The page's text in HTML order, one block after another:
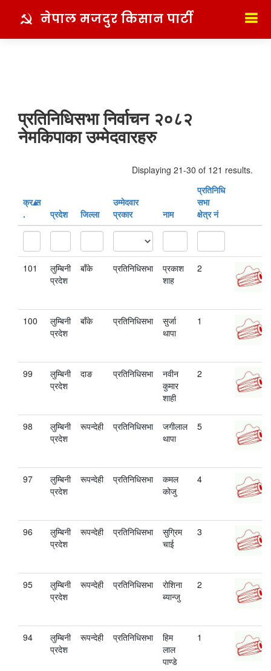
नेपाल मजदुर किसान पार्टी
प्रतिनिधिसभा निर्वाचन २०८२
नेमकिपाका उम्मेदवारहरु
Displaying 21-30 of 121 results.
क्र‍.स‌
.
प्रदेश जिल्ला
उम्मेदवार
प्रकार
नाम
प्रतिनिधि
सभा
क्षेत्र नं
101
लुम्बिनी
प्रदेश
बाँके प्रतिनिधिसभा
प्रकाश
शाह
2
100
लुम्बिनी
प्रदेश
बाँके प्रतिनिधिसभा
सुर्जा
थापा
1
99
लुम्बिनी
प्रदेश
दाङ प्रतिनिधिसभा
नवीन
कुमार
शाही
2
98
लुम्बिनी
प्रदेश
रूपन्देही प्रतिनिधिसभा
जगीलाल
थापा
5
97
लुम्बिनी
प्रदेश
रूपन्देही प्रतिनिधिसभा
कमल
कोजु
4
96
लुम्बिनी
प्रदेश
रूपन्देही प्रतिनिधिसभा
सुग्रिम
चाई
3
95
लुम्बिनी
प्रदेश
रूपन्देही प्रतिनिधिसभा
रोशिना
ब्यान्जु
2
94
लुम्बिनी
प्रदेश
रूपन्देही प्रतिनिधिसभा
हिम
लाल
पाण्‍डे
1